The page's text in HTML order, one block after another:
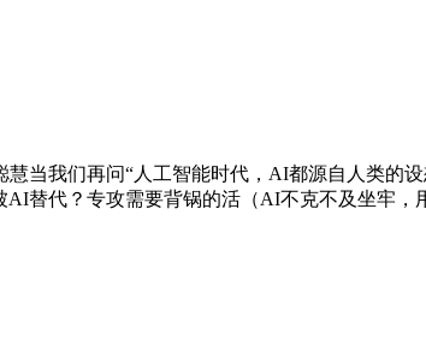
当我们再问“人工智能时代，AI都源自人类的
替代？专攻需要背锅的活（AI不克不及坐牢